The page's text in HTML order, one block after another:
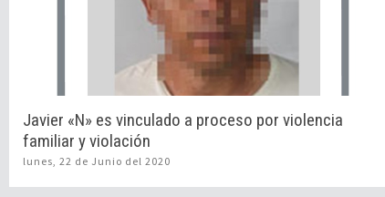
Javier «N» es vinculado a proceso por violencia
familiar y violación
lunes, 22 de Junio del 2020